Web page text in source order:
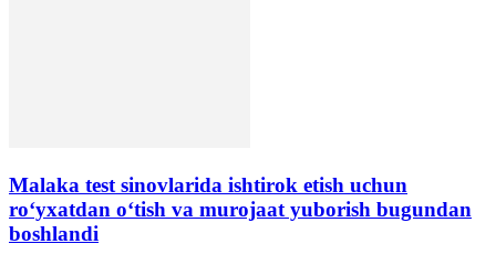
Malaka test sinovlarida ishtirok etish uchun
roʻyxatdan oʻtish va murojaat yuborish bugundan
boshlandi